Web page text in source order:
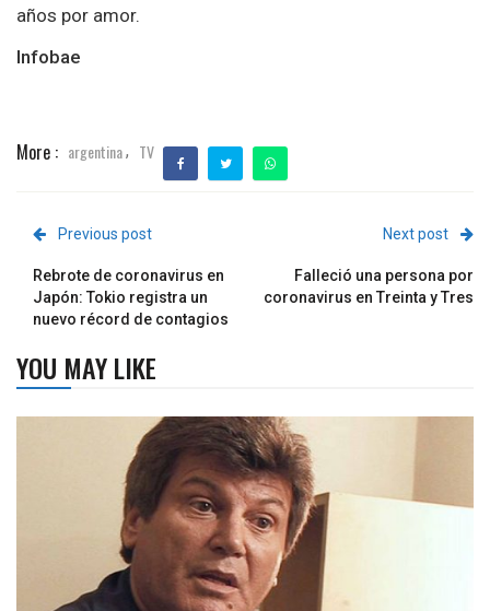
años por amor.
Infobae
More : argentina, TV
Previous post
Rebrote de coronavirus en
Japón: Tokio registra un
nuevo récord de contagios
Next post
Falleció una persona por
coronavirus en Treinta y Tres
YOU MAY LIKE